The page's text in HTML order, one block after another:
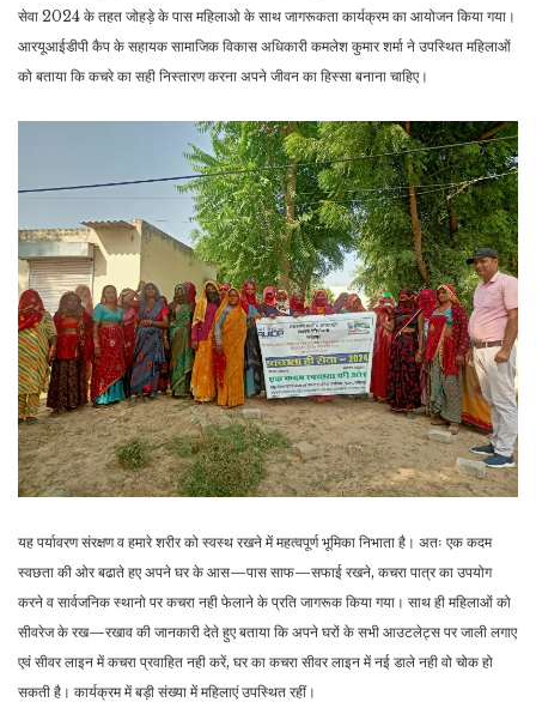
सेवा 2024 के तहत जोहड़े के पास महिलाओ के साथ जागरूकता कार्यक्रम का आयोजन किया गया।
आरयूआईडीपी कैप के सहायक सामाजिक विकास अधिकारी कमलेश कुमार शर्मा ने उपस्थित महिलाओं
को बताया कि कचरे का सही निस्तारण करना अपने जीवन का हिस्सा बनाना चाहिए।
यह पर्यावरण संरक्षण व हमारे शरीर को स्वस्थ रखने में महत्वपूर्ण भूमिका निभाता है। अतः एक कदम
स्वछता की ओर बढाते हए अपने घर के आस—पास साफ—सफाई रखने, कचरा पात्र का उपयोग
करने व सार्वजनिक स्थानो पर कचरा नही फेलाने के प्रति जागरूक किया गया। साथ ही महिलाओं को
सीवरेज के रख—रखाव की जानकारी देते हुए बताया कि अपने घरों के सभी आउटलेट्स पर जाली लगाए
एवं सीवर लाइन में कचरा प्रवाहित नही करें, घर का कचरा सीवर लाइन में नई डाले नही वो चोक हो
सकती है। कार्यक्रम में बड़ी संख्या में महिलाएं उपस्थित रहीं।